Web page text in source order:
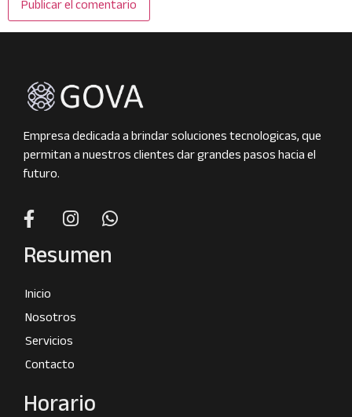
Empresa dedicada a brindar soluciones tecnologicas, que
permitan a nuestros clientes dar grandes pasos hacia el
futuro.
Resumen
Inicio
Nosotros
Servicios
Contacto
Horario